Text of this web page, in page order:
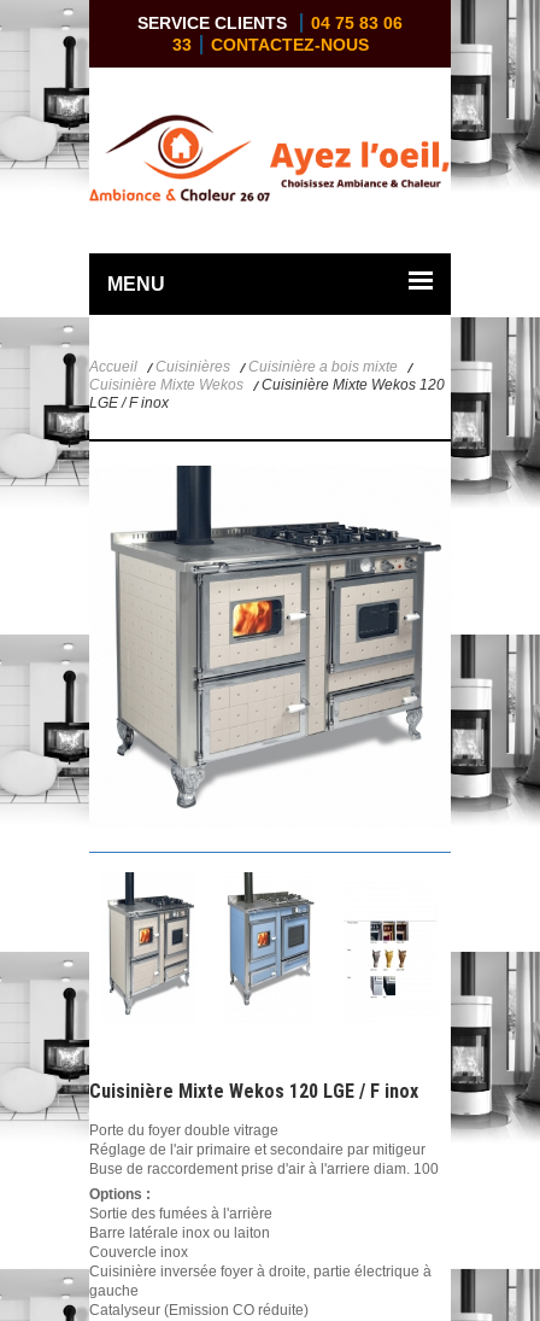
SERVICE CLIENTS
04 75 83 06
33
CONTACTEZ-NOUS
MENU
Accueil Cuisinières
Cuisinière a bois mixte
Cuisinière Mixte Wekos
Cuisinière Mixte Wekos 120
LGE / F inox
Cuisinière Mixte Wekos 120 LGE / F inox
Porte du foyer double vitrage
Réglage de l'air primaire et secondaire par mitigeur
Buse de raccordement prise d'air à l'arriere diam. 100
Options :
Sortie des fumées à l'arrière
Barre latérale inox ou laiton
Couvercle inox
Cuisinière inversée foyer à droite, partie électrique à
gauche
Catalyseur (Emission CO réduite)